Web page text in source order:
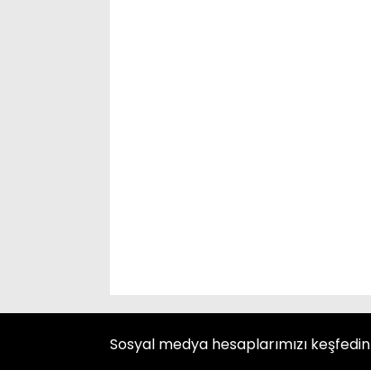
Sosyal medya hesaplarımızı keşfedin